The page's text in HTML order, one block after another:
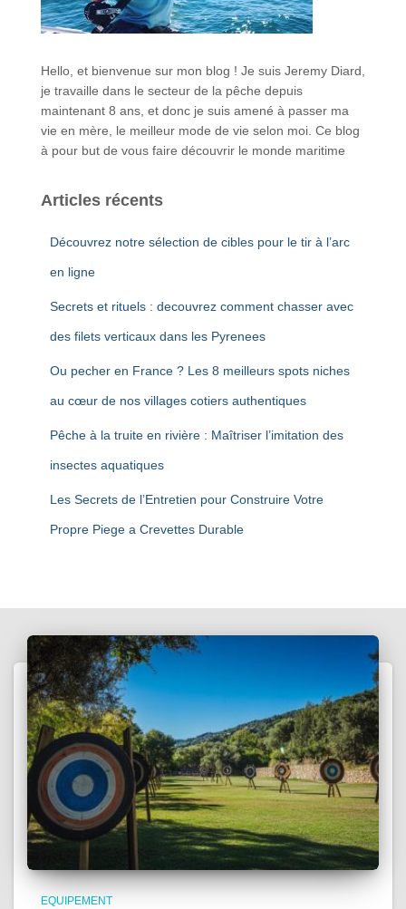
Hello, et bienvenue sur mon blog ! Je suis Jeremy Diard,
je travaille dans le secteur de la pêche depuis
maintenant 8 ans, et donc je suis amené à passer ma
vie en mère, le meilleur mode de vie selon moi. Ce blog
à pour but de vous faire découvrir le monde maritime
Articles récents
Découvrez notre sélection de cibles pour le tir à l’arc
en ligne
Secrets et rituels : decouvrez comment chasser avec
des filets verticaux dans les Pyrenees
Ou pecher en France ? Les 8 meilleurs spots niches
au cœur de nos villages cotiers authentiques
Pêche à la truite en rivière : Maîtriser l’imitation des
insectes aquatiques
Les Secrets de l’Entretien pour Construire Votre
Propre Piege a Crevettes Durable
EQUIPEMENT